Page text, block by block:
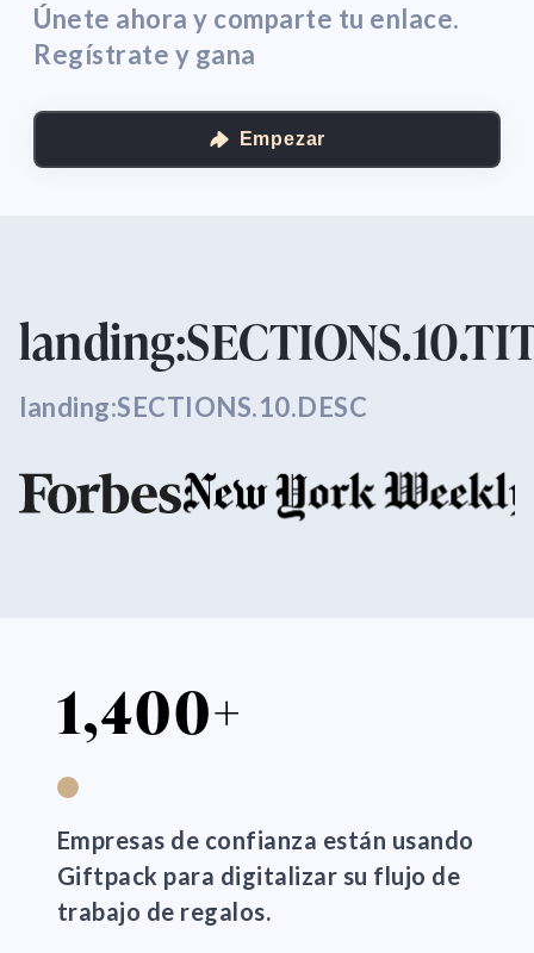
Únete ahora y comparte tu enlace.
Regístrate y gana
Empezar
landing:SECTIONS.10.DESC
1,400+
Empresas de confianza están usando
Giftpack para digitalizar su flujo de
trabajo de regalos.